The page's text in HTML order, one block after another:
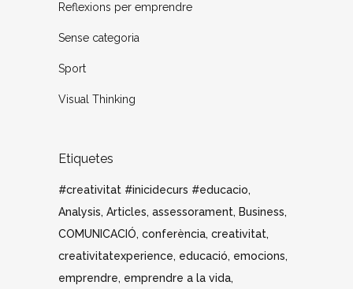
Reflexions per emprendre
Sense categoria
Sport
Visual Thinking
Etiquetes
#creativitat #inicidecurs #educacio
Analysis Articles assessorament Business
COMUNICACIÓ conferència creativitat
creativitatexperience educació emocions
emprendre emprendre a la vida